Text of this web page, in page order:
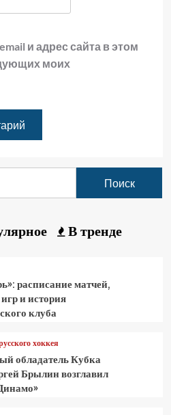
и адрес сайта в этом
моих
В тренде
расписание матчей,
и история
клуба
хоккея
обладатель Кубка
Брылин возглавил